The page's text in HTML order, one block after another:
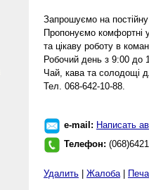
Запрошуємо на
Пропонуємо комфортні
та цікаву роботу в
Робочий день з 9:00 до
Чай, кава та солодощі
Тел. 068-642-10-88.
e-mail: Написать
Телефон:
Удалить Жалоба|